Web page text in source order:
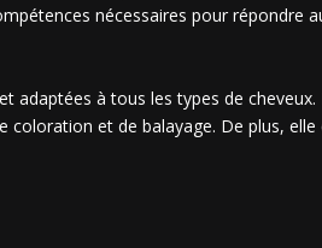
nécessaires pour répondre
adaptées à tous les types de
coloration et de balayage. De plus,